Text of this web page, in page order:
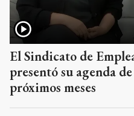
El Sindicato de
presentó su agenda
próximos meses